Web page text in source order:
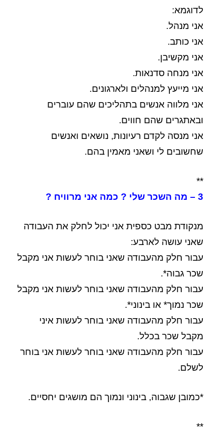
לדוגמא:
אני מנהל.
אני כותב.
אני מקשיבן.
אני מנחה סדנאות.
אני מייעץ למנהלים ולארגונים.
אני מלווה אנשים בתהליכים שהם עוברים
ובאתגרים שהם חווים.
אני מנסה לקדם רעיונות, נושאים ואנשים
שחשובים לי ושאני מאמין בהם.
**
3 – מה השכר שלי ? כמה אני מרוויח ?
מנקודת מבט כספית אני יכול לחלק את העבודה
שאני עושה לארבע:
עבור חלק מהעבודה שאני בוחר לעשות אני מקבל
שכר גבוה*.
עבור חלק מהעבודה שאני בוחר לעשות אני מקבל
שכר נמוך* או בינוני*.
עבור חלק מהעבודה שאני בוחר לעשות איני
מקבל שכר בכלל.
עבור חלק מהעבודה שאני בוחר לעשות אני בוחר
לשלם.
*כמובן שגבוה, בינוני ונמוך הם מושגים יחסיים.
**